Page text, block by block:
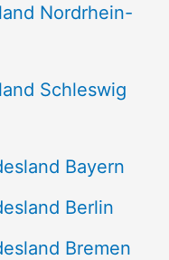
Nordrhein-
Schleswig
Bayern
Berlin
Bremen